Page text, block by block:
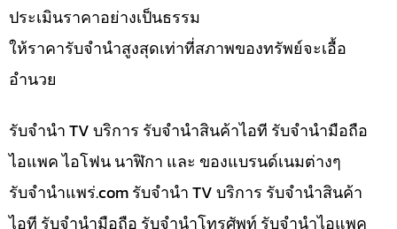
ประเมินราคาอย่างเป็นธรรม
ให้ราคารับจำนำสูงสุดเท่าที่สภาพของทรัพย์จะเอื้อ
อำนวย
รับจำนำ TV บริการ รับจำนำสินค้าไอที รับจำนำมือถือ
ไอแพค ไอโฟน นาฬิกา และ ของแบรนด์เนมต่างๆ
รับจํานําแพร่.com รับจำนำ TV บริการ รับจำนำสินค้า
ไอที รับจำนำมือถือ รับจำนำโทรศัพท์ รับจำนำไอแพค